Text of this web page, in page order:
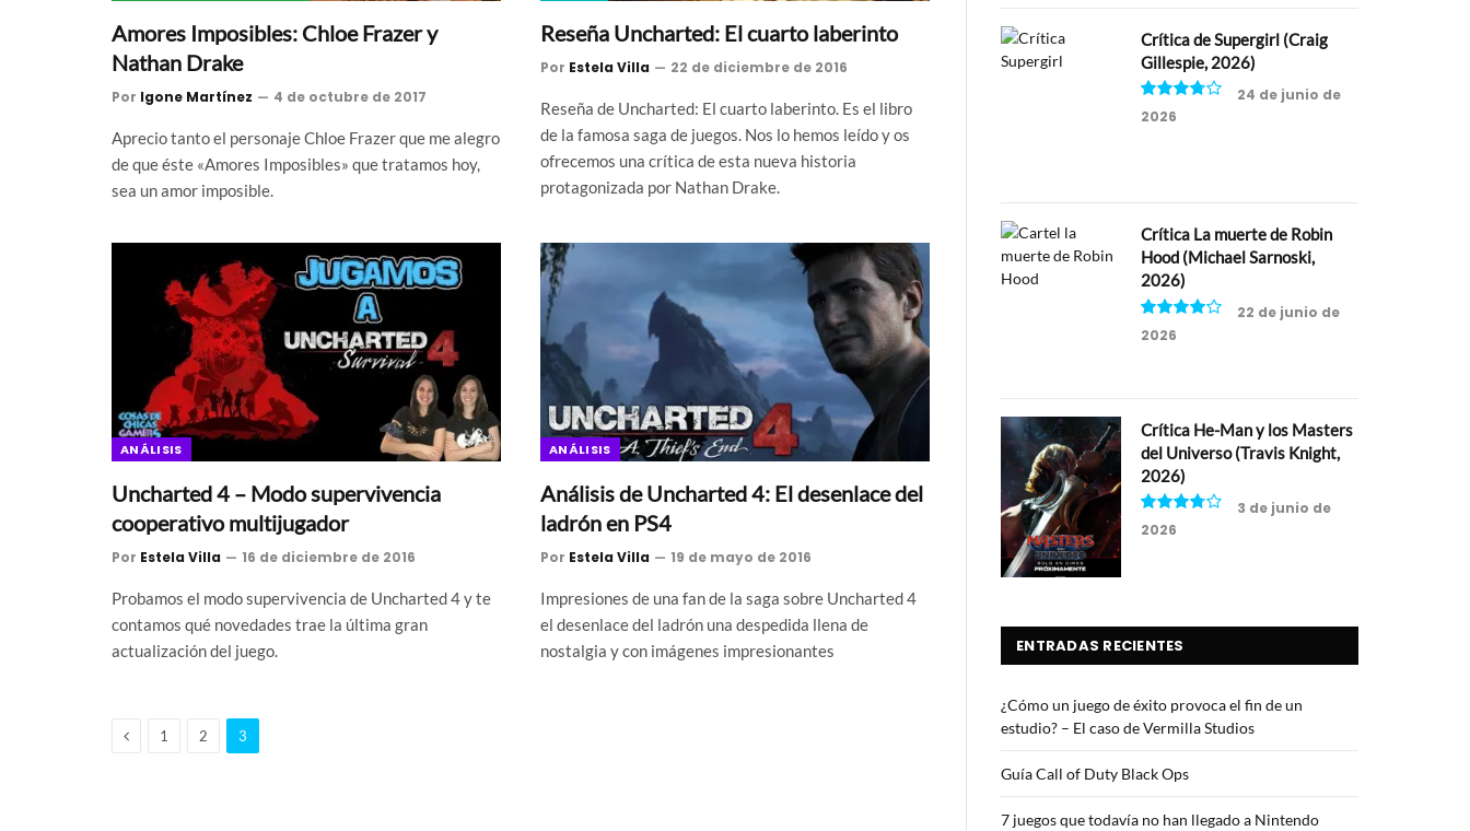
Amores Imposibles: Chloe Frazer y
Nathan Drake
Por Igone Martínez 4 de octubre de 2017
Aprecio tanto el personaje Chloe Frazer que me alegro
de que éste «Amores Imposibles» que tratamos hoy,
sea un amor imposible.
Reseña Uncharted: El cuarto laberinto
Por Estela Villa 22 de diciembre de 2016
Reseña de Uncharted: El cuarto laberinto. Es el libro
de la famosa saga de juegos. Nos lo hemos leído y os
ofrecemos una crítica de esta nueva historia
protagonizada por Nathan Drake.
ANÁLISIS
Uncharted 4 – Modo supervivencia
cooperativo multijugador
Por Estela Villa 16 de diciembre de 2016
Probamos el modo supervivencia de Uncharted 4 y te
contamos qué novedades trae la última gran
actualización del juego.
ANÁLISIS
Análisis de Uncharted 4: El desenlace del
ladrón en PS4
Por Estela Villa 19 de mayo de 2016
Impresiones de una fan de la saga sobre Uncharted 4
el desenlace del ladrón una despedida llena de
nostalgia y con imágenes impresionantes
Anterior
1 2 3
Crítica de Supergirl (Craig
Gillespie, 2026)
7.5
24 de junio de
2026
Crítica La muerte de Robin
Hood (Michael Sarnoski,
2026)
8
22 de junio de
2026
Crítica He-Man y los Masters
del Universo (Travis Knight,
2026)
7.5
3 de junio de
2026
ENTRADAS RECIENTES
¿Cómo un juego de éxito provoca el fin de un
estudio? – El caso de Vermilla Studios
Guía Call of Duty Black Ops
7 juegos que todavía no han llegado a Nintendo